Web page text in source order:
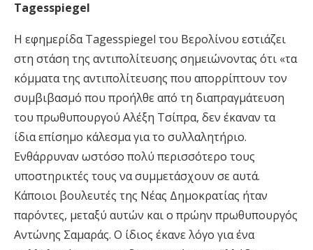
Tagesspiegel
Η εφημερίδα Tagesspiegel του Βερολίνου εστιάζει
στη στάση της αντιπολίτευσης σημειώνοντας ότι «τα
κόμματα της αντιπολίτευσης που απορρίπτουν τον
συμβιβασμό που προήλθε από τη διαπραγμάτευση
του πρωθυπουργού Αλέξη Τσίπρα, δεν έκαναν τα
ίδια επίσημο κάλεσμα για το συλλαλητήριο.
Ενθάρρυναν ωστόσο πολύ περισσότερο τους
υποστηρικτές τους να συμμετάσχουν σε αυτά.
Κάποιοι βουλευτές της Νέας Δημοκρατίας ήταν
παρόντες, μεταξύ αυτών και ο πρώην πρωθυπουργός
Αντώνης Σαμαράς. Ο ίδιος έκανε λόγο για ένα